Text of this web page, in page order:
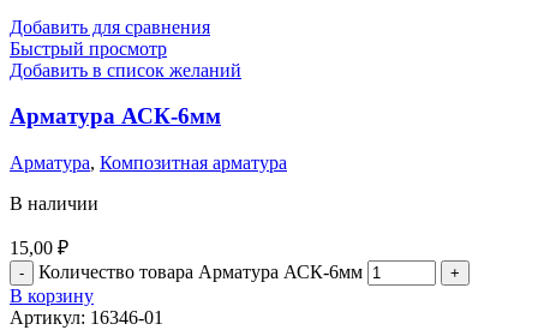
Добавить для сравнения
Быстрый просмотр
Добавить в список желаний
Арматура АСК-6мм
Арматура, Композитная арматура
В наличии
15,00 ₽
Количество товара Арматура АСК-6мм
В корзину
Артикул: 16346-01